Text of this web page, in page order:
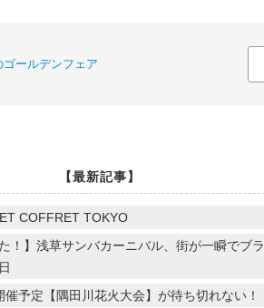
ゴールデンフェア
【最新記事】
COFFRET TOKYO
た！】浅草サンバカーニバル、街が一瞬でブラ
催予定【隅田川花火大会】が待ち切れない！